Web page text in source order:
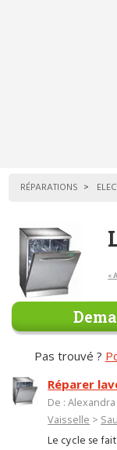
RÉPARATIONS
<
Pas trouvé ?
Réparer
De :
Vaisselle >
Le cycle se